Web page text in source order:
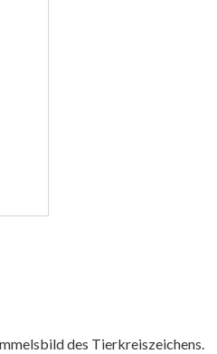
des Tierkreiszeichens.